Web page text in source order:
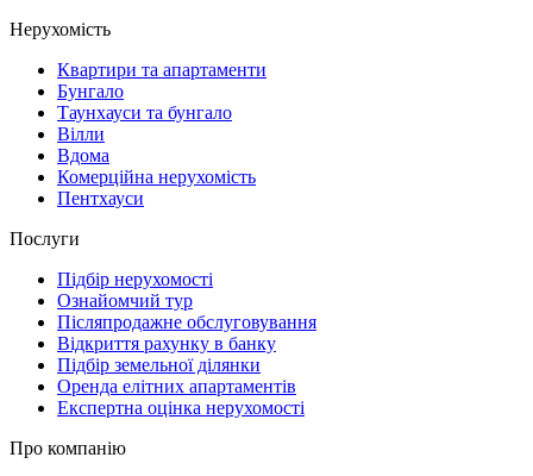
Нерухомість
Квартири та апартаменти
Бунгало
Таунхауси та бунгало
Вілли
Вдома
Комерційна нерухомість
Пентхауси
Послуги
Підбір нерухомості
Ознайомчий тур
Післяпродажне обслуговування
Відкриття рахунку в банку
Підбір земельної ділянки
Оренда елітних апартаментів
Експертна оцінка нерухомості
Про компанію